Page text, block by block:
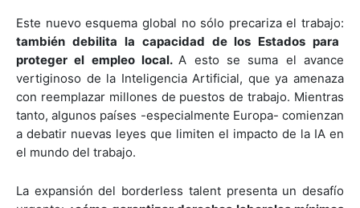
Este nuevo esquema global no sólo precariza el trabajo:
también debilita la capacidad de los Estados para
proteger el empleo local.A esto se suma el avance
vertiginoso de la Inteligencia Artificial, que ya amenaza
con reemplazar millones de puestos de trabajo. Mientras
tanto, algunos países -especialmente Europa- comienzan
a debatir nuevas leyes que limiten el impacto de la IA en
el mundo del trabajo.
La expansión del borderless talent presenta un desafío